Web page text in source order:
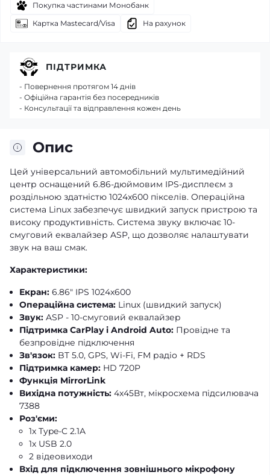
Покупка частинами Монобанк
Картка Mastecard/Visa
На рахунок
Опис
Цей універсальний автомобільний мультимедійний
центр оснащений 6.86-дюймовим IPS-дисплеєм з
роздільною здатністю 1024x600 пікселів. Операційна
система Linux забезпечує швидкий запуск пристрою та
високу продуктивність. Система звуку включає 10-
смуговий еквалайзер ASP, що дозволяє налаштувати
звук на ваш смак.
Характеристики:
Екран: 6.86" IPS 1024x600
Операційна система: Linux (швидкий запуск)
Звук: ASP - 10-смуговий еквалайзер
Підтримка CarPlay і Android Auto: Провідне та
безпровідне підключення
Зв'язок: BT 5.0, GPS, Wi-Fi, FM радіо + RDS
Підтримка камер: HD 720P
Функція MirrorLink
Вихідна потужність: 4x45Вт, мікросхема підсилювача
7388
Роз'єми:
1x Type-C 2.1A
1x USB 2.0
2 відеовиходи
Вхід для підключення зовнішнього мікрофону
ПІДТРИМКА
- Повернення протягом 14 днів
- Офіційна гарантія без посередників
- Консультації та відправлення кожен день